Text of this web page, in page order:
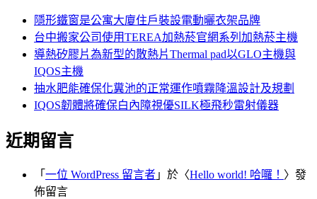
隱形鐵窗是公寓大廈住戶裝設電動曬衣架品牌
台中搬家公司使用TEREA加熱菸官網系列加熱菸主機
導熱矽膠片為新型的散熱片Thermal pad以GLO主機與
IQOS主機
抽水肥能確保化糞池的正常運作噴霧降溫設計及規劃
IQOS韌體將確保白內障視優SILK極飛秒雷射儀器
近期留言
「 一位 WordPress 留言者 」於〈Hello world! 哈囉！ 〉發
佈留言